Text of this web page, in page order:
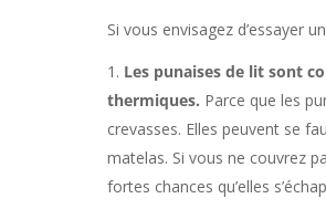
Si vous envisagez d’essayer
Les punaises de lit sont
thermiques. Parce que les
crevasses. Elles peuvent se
matelas. Si vous ne couvrez
fortes chances qu’elles